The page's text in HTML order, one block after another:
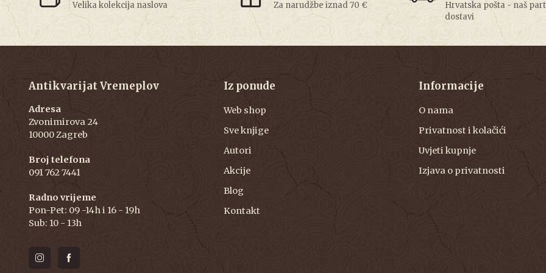
Velika kolekcija naslova Za narudžbe iznad 70 €
Hrvatska pošta - naš
dostavi
Antikvarijat Vremeplov
Adresa
Zvonimirova 24
10000 Zagreb
Broj telefona
091 762 7441
Radno vrijeme
Pon-Pet: 09 -14h i 16 - 19h
Sub: 10 - 13h
Iz ponude
Web shop
Sve knjige
Autori
Akcije
Blog
Kontakt
Informacije
O nama
Privatnost i kolačići
Uvjeti kupnje
Izjava o privatnosti